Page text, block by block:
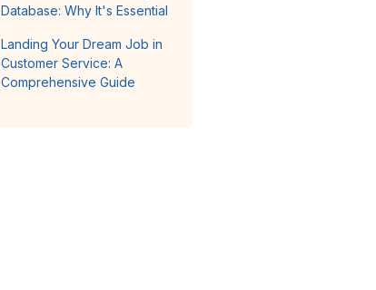
Database: Why It's Essential
Landing Your Dream Job in
Customer Service: A
Comprehensive Guide